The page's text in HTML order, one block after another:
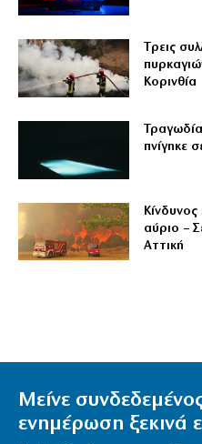
Tρεις
Κορινθία
πνίγηκε
αύριο –
Αττική
Μείνε
ενημέρωση ξεκινά